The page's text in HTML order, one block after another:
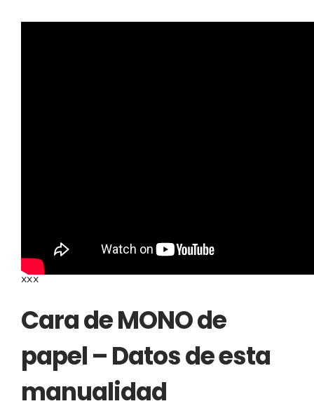
xxx
Cara de MONO de
papel – Datos de esta
manualidad